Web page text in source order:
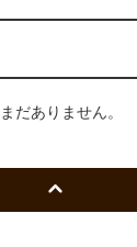
だありません。